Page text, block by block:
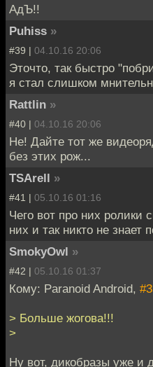
АдЪ!!
Puhiss »
#39 | 04.10.16 20:06
Эточто, так быстро
я стал слишком
Rattlin »
#40 | 04.10.16 20:06
Не! Дайте тот же
без этих рож...
TSArell »
#41 | 05.10.16 01:16
Чего вот про них ролики
них и так никто не знает
SmokyOwl »
#42 | 05.10.16 01:37
Кому: Paranoid Android,
> Больше жогова!!!
>
Ну вот, дикобразы уже и